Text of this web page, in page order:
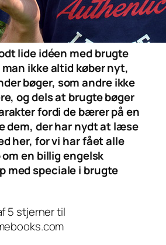
lide idéen med brugte
ikke altid køber nyt,
bøger, som andre ikke
og dels at brugte bøger
fordi de bærer på en
dem, der har nydt at læse
her, for vi har fået alle
en billig engelsk
med speciale i brugte